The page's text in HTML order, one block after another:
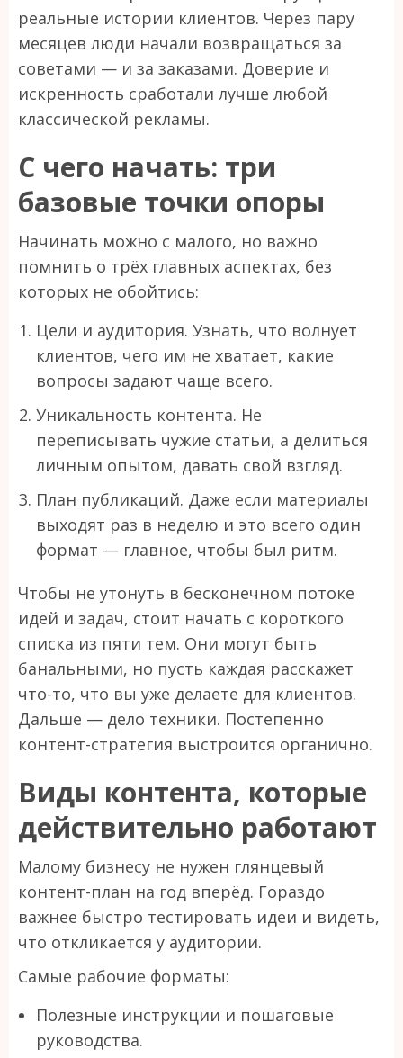
реальные истории клиентов. Через пару
месяцев люди начали возвращаться за
советами — и за заказами. Доверие и
искренность сработали лучше любой
классической рекламы.
С чего начать: три
базовые точки опоры
Начинать можно с малого, но важно
помнить о трёх главных аспектах, без
которых не обойтись:
Цели и аудитория. Узнать, что волнует
клиентов, чего им не хватает, какие
вопросы задают чаще всего.
Уникальность контента. Не
переписывать чужие статьи, а делиться
личным опытом, давать свой взгляд.
План публикаций. Даже если материалы
выходят раз в неделю и это всего один
формат — главное, чтобы был ритм.
Чтобы не утонуть в бесконечном потоке
идей и задач, стоит начать с короткого
списка из пяти тем. Они могут быть
банальными, но пусть каждая расскажет
что-то, что вы уже делаете для клиентов.
Дальше — дело техники. Постепенно
контент-стратегия выстроится органично.
Виды контента, которые
действительно работают
Малому бизнесу не нужен глянцевый
контент-план на год вперёд. Гораздо
важнее быстро тестировать идеи и видеть,
что откликается у аудитории.
Самые рабочие форматы:
Полезные инструкции и пошаговые
руководства.